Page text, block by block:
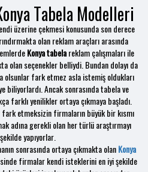
Tabela Modelleri
üzerine çekmesi konusunda son derece
olan reklam araçları arasında
Konya tabelareklam çalışmaları ile
olan seçenekler belliydi. Bundan dolayı da
fark etmez asla istemiş oldukları
biliyorlardı. Ancak sonrasında tabela ve
farklı yenilikler ortaya çıkmaya başladı.
etmeksizin firmaların büyük bir kısmı
adına gerekli olan her türlü araştırmayı
yapıyorlar.
sonrasında ortaya çıkmakta olanKonya
firmalar kendi isteklerini en iyi şekilde